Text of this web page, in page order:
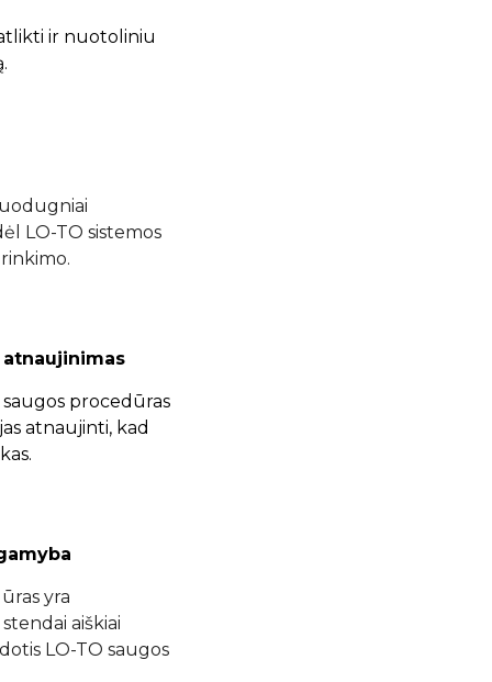
ir nuotoliniu
LO-TO sistemos
procedūras
atnaujinti, kad
yra
aiškiai
LO-TO saugos